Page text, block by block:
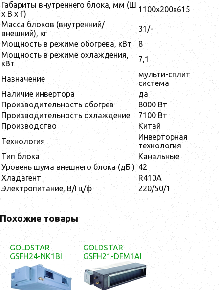
Габариты внутреннего блока, мм (Ш
x В х Г)
1100x200x615
Масса блоков (внутренний/
внешний), кг
31/-
Мощность в режиме обогрева, кВт
8
Мощность в режиме охлаждения,
кВт
7,1
Назначение
мульти-сплит
система
Наличие инвертора
да
Производительность обогрев
8000 Вт
Производительность охлаждение
7100 Вт
Производство
Китай
Технология
Инверторная
технология
Тип блока
Канальные
Уровень шума внешнего блока (дБ ) 42
Хладагент
R410A
Электропитание, В/Гц/ф
220/50/1
Похожие товары
GOLDSTAR
GSFH24-NK1BI
GOLDSTAR
GSFH21-DFM1AI